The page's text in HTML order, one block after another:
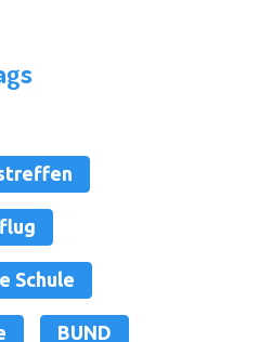
Schule
BUND